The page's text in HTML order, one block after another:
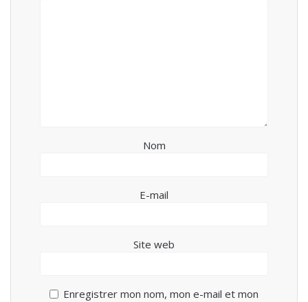
Nom
E-mail
Site web
Enregistrer mon nom, mon e-mail et mon